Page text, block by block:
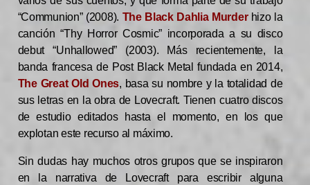
“Communion” (2008). The Black Dahlia Murderhizo la
canción “Thy Horror Cosmic” incorporada a su disco
debut “Unhallowed” (2003). Más recientemente, la
banda francesa de Post Black Metal fundada en 2014,
The Great Old Ones, basa su nombre y la totalidad de
sus letras en la obra de Lovecraft. Tienen cuatro discos
de estudio editados hasta el momento, en los que
explotan este recurso al máximo.
Sin dudas hay muchos otros grupos que se inspiraron
en la narrativa de Lovecraft para escribir alguna